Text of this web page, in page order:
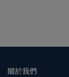
關於我們